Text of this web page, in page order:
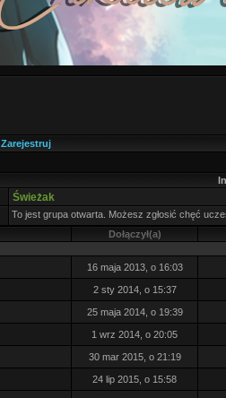
Zarejestruj
Świeżak
To jest grupa otwarta. Możesz zgłosić chęć
Dołączył(a)
16 maja 2013, o 16:03
2 sty 2014, o 15:37
25 maja 2014, o 19:39
1 wrz 2014, o 20:05
30 mar 2015, o 21:19
24 lip 2015, o 15:58